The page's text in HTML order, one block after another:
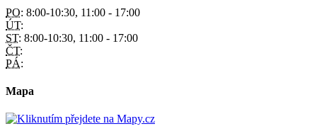
PO: 8:00-10:30, 11:00 - 17:00
ÚT:
ST: 8:00-10:30, 11:00 - 17:00
ČT:
PÁ:
Mapa